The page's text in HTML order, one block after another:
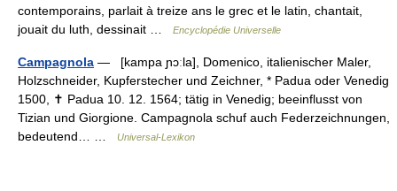
contemporains, parlait à treize ans le grec et le latin, chantait,
jouait du luth, dessinait …
Encyclopédie Universelle
Campagnola — [kampa ɲɔːla], Domenico, italienischer Maler,
Holzschneider, Kupferstecher und Zeichner, * Padua oder Venedig
1500, ✝ Padua 10. 12. 1564; tätig in Venedig; beeinflusst von
Tizian und Giorgione. Campagnola schuf auch Federzeichnungen,
bedeutend… …
Universal-Lexikon